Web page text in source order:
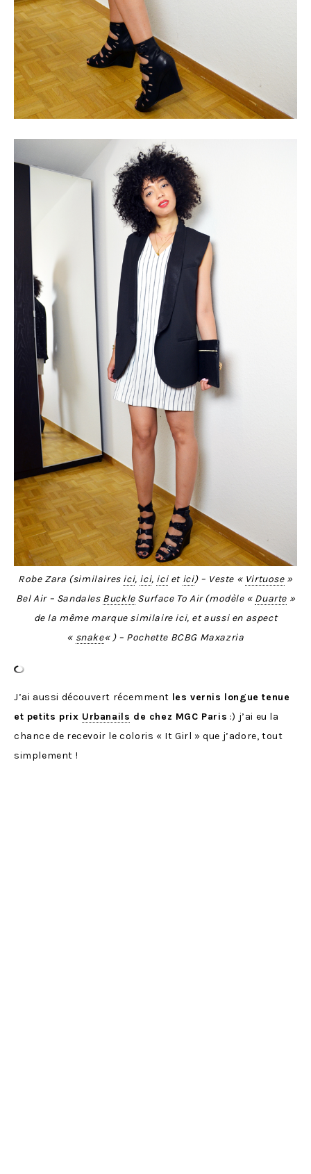
Robe Zara (similaires ici, ici, iciet ici) – Veste « Virtuose»
Bel Air – Sandales BuckleSurface To Air (modèle « Duarte »
de la même marque similaire ici, et aussi en aspect
« snake« ) – Pochette BCBG Maxazria
J’ai aussi découvert récemment les vernis longue tenue
et petits prix Urbanails de chez MGC Paris :) j’ai eu la
chance de recevoir le coloris « It Girl » que j’adore, tout
simplement !